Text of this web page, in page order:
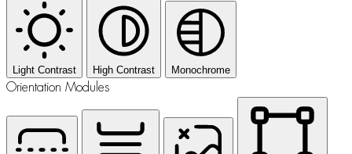
Light Contrast High Contrast Monochrome
Orientation Modules